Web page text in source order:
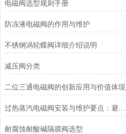
电磁阀选型规则手册
防冻液电磁阀的作用与维护
不锈钢涡轮蝶阀详细介绍说明
减压阀分类
二位三通电磁阀的创新应用与价值体现
耐腐蚀耐酸碱隔膜阀选型